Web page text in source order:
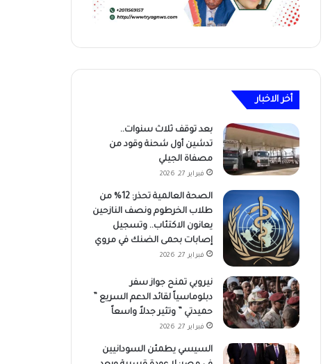
أخر الاخبار
بعد توقف ثلاث سنوات..
تدشين أول شحنة وقود من
مصفاة الجيلي
فبراير 27, 2026
الصحة العالمية تحذر: 12% من
طلاب الخرطوم ونصف النازحين
يعانون الاكتئاب.. وتسجيل
إصابات بحمى الضنك في مروي
فبراير 27, 2026
نيروبي تمنح جواز سفر
دبلوماسياً لقائد الدعم السريع ”
حميدتي ” وتثير جدلاً واسعاً
فبراير 27, 2026
السيسي يطمئن السودانيين